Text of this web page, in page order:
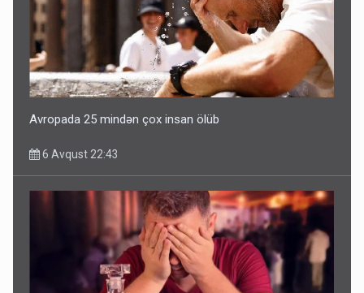
Avropada 25 mindən çox insan ölüb
6 Avqust 22:43